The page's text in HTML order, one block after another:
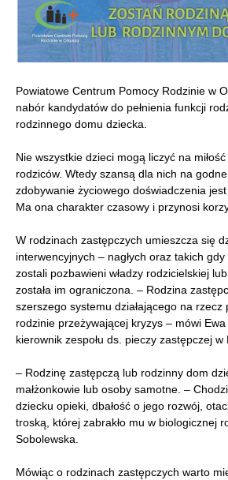
Powiatowe Centrum Pomocy Rodzinie w
nabór kandydatów do pełnienia funkcji
rodzinnego domu dziecka.
Nie wszystkie dzieci mogą liczyć na
rodziców. Wtedy szansą dla nich na
zdobywanie życiowego doświadczenia jest
Ma ona charakter czasowy i przynosi
W rodzinach zastępczych umieszcza się
interwencyjnych – nagłych oraz takich
zostali pozbawieni władzy rodzicielskiej
została im ograniczona. – Rodzina
szerszego systemu działającego na
rodzinie przeżywającej kryzys – mówi Ewa
kierownik zespołu ds. pieczy zastępczej w
– Rodzinę zastępczą lub rodzinny dom
małżonkowie lub osoby samotne. –
dziecku opieki, dbałość o jego rozwój,
troską, której zabrakło mu w biologicznej
Sobolewska.
Mówiąc o rodzinach zastępczych warto